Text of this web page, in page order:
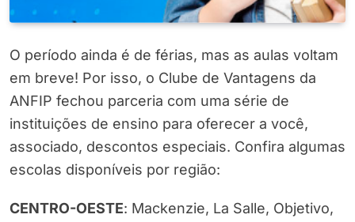
O período ainda é de férias, mas as aulas voltam
em breve! Por isso, o Clube de Vantagens da
ANFIP fechou parceria com uma série de
instituições de ensino para oferecer a você,
associado, descontos especiais. Confira algumas
escolas disponíveis por região:
CENTRO-OESTE: Mackenzie, La Salle, Objetivo,